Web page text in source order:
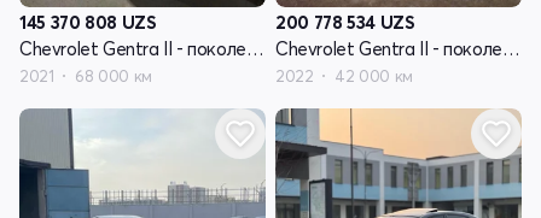
145 370 808 UZS
Chevrolet Gentra II - поколение
2021 68 000 км
200 778 534 UZS
Chevrolet Gentra II - поколение
2022 42 000 км